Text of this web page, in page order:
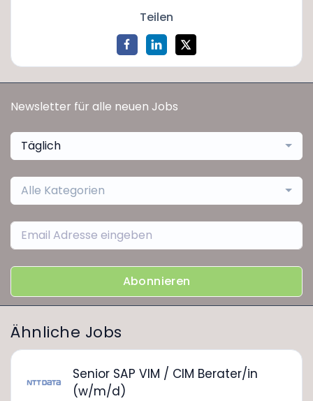
Teilen
Newsletter für alle neuen Jobs
Täglich
Alle Kategorien
Abonnieren
Ähnliche Jobs
Senior SAP VIM / CIM Berater/in
(w/m/d)